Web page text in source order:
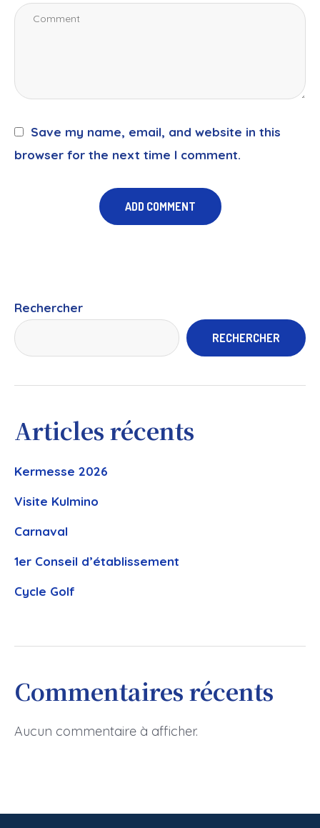
Save my name, email, and website in this
browser for the next time I comment.
Rechercher
RECHERCHER
Articles récents
Kermesse 2026
Visite Kulmino
Carnaval
1er Conseil d’établissement
Cycle Golf
Commentaires récents
Aucun commentaire à afficher.